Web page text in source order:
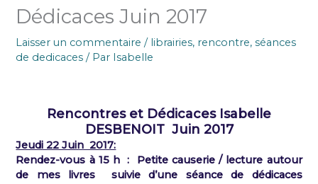
Dédicaces Juin 2017
Laisser un commentaire / librairies, rencontre,séances
de dedicaces / Par Isabelle
Rencontres et Dédicaces Isabelle
DESBENOIT Juin 2017
Jeudi 22 Juin 2017:
Rendez-vous à 15 h : Petite causerie / lecture autour
de mes livres suivie d’une séance de dédicaces